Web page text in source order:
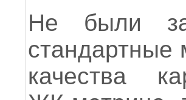
Не были
стандартные
качества